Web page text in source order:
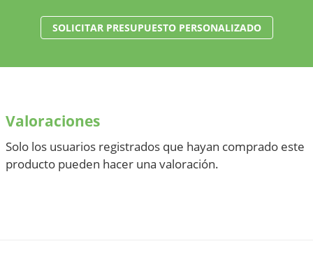
SOLICITAR PRESUPUESTO PERSONALIZADO
Valoraciones
Solo los usuarios registrados que hayan comprado este
producto pueden hacer una valoración.